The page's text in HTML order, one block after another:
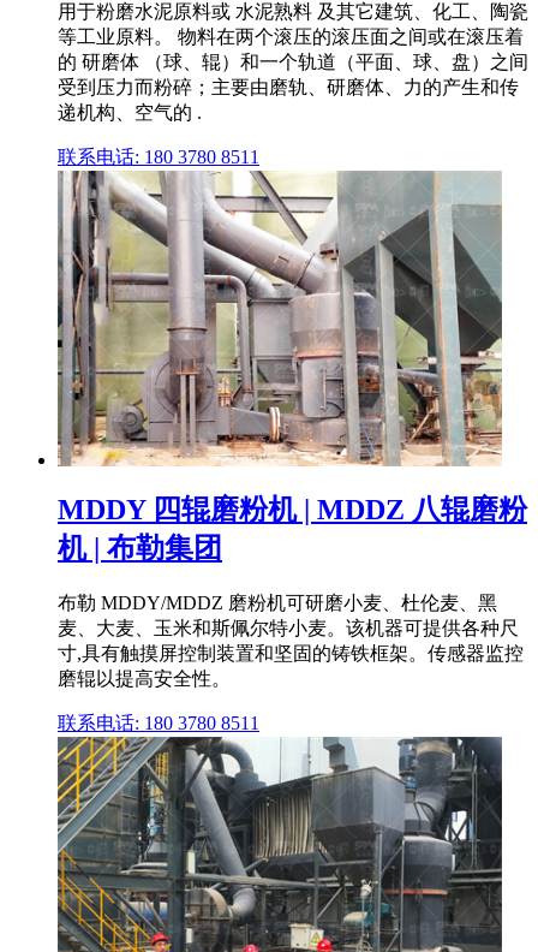
用于粉磨水泥原料或 水泥熟料 及其它建筑、化工、陶瓷
等工业原料。 物料在两个滚压的滚压面之间或在滚压着
的 研磨体 （球、辊）和一个轨道（平面、球、盘）之间
受到压力而粉碎；主要由磨轨、研磨体、力的产生和传
递机构、空气的 .
联系电话: 180 3780 8511
MDDY 四辊磨粉机 | MDDZ 八辊磨粉
机 | 布勒集团
布勒 MDDY/MDDZ 磨粉机可研磨小麦、杜伦麦、黑
麦、大麦、玉米和斯佩尔特小麦。该机器可提供各种尺
寸,具有触摸屏控制装置和坚固的铸铁框架。传感器监控
磨辊以提高安全性。
联系电话: 180 3780 8511